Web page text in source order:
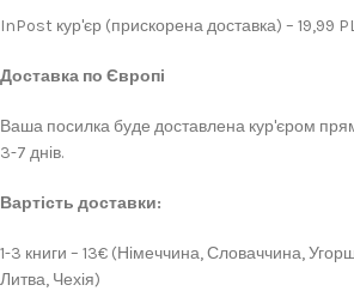
InPost кур'єр (прискорена доставка) – 19,99
Доставка по Європі
Ваша посилка буде доставлена кур'єром
3-7 днів.
Вартість доставки:
1-3 книги – 13€ (Німеччина, Словаччина,
Литва, Чехія)